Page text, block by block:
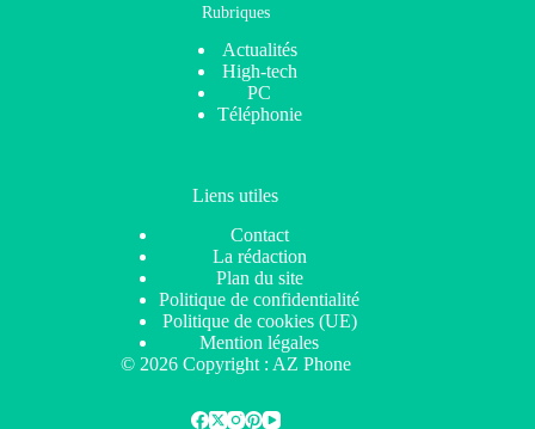
Rubriques
Actualités
High-tech
PC
Téléphonie
Liens utiles
Contact
La rédaction
Plan du site
Politique de confidentialité
Politique de cookies (UE)
Mention légales
© 2026 Copyright : AZ Phone